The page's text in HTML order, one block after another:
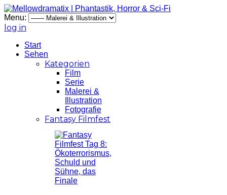
Menu:
log in
Start
Sehen
Kategorien
Film
Serie
Malerei &
Illustration
Fotografie
Fantasy Filmfest